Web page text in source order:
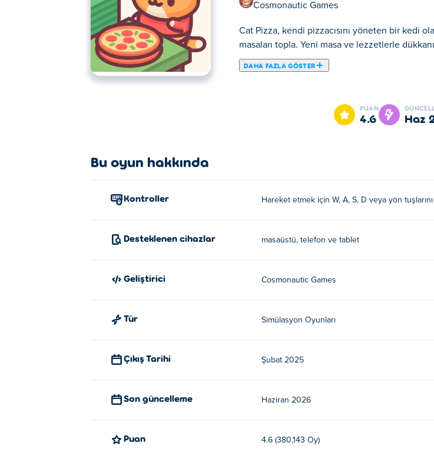
Cosmonautic Games
Cat Pizza, kendi pizzacısını yöneten bir kedi
masaları topla. Yeni masa ve lezzetlerle
DAHA FAZLA GÖSTER
Cat Pizza, sevimli bir kedi olarak rahat bir pizza restoranı işlettiğiniz bir yönetim
dükkanınızı şehrin en popüler kedi kafesine dönüştürebilir misiniz?
Hareket etmek için WASD, yön tuşlarını veya joystick'i kullanın.
Cat Pizza'yı ücretsiz nasıl oynayabilirim?
Cat Pizza'yı mobil cihazlarda ve masaüstünde oynayabilir miyim?
Cat Pizza oyununu bilgisayarınızda ve telefon, tablet gibi mobil cihazlarınızda
PUAN
4.6
Bu oyun hakkında
Kontroller Hareket etmek için W, A, S, D veya yön
Desteklenen cihazlar masaüstü, telefon ve tablet
Geliştirici Cosmonautic Games
Tür Simülasyon Oyunları
Çıkış Tarihi Şubat 2025
Son güncelleme Haziran 2026
Puan 4.6 (380,143 Oy)